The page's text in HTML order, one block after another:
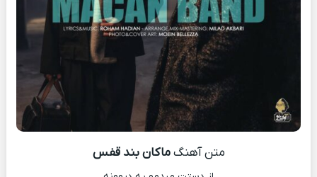
متن آهنگماکان بند قفس